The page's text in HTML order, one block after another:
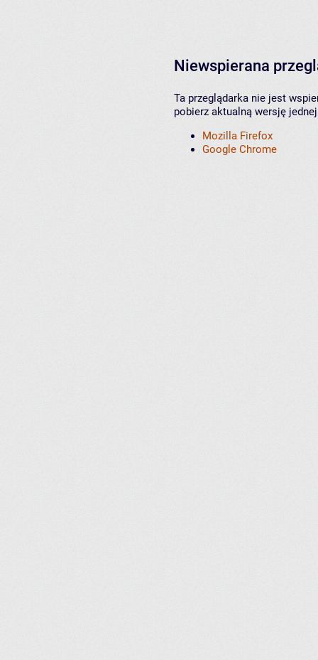
Niewspierana
Ta przeglądarka nie jest
pobierz aktualną wersję
Mozilla Firefox
Google Chrome